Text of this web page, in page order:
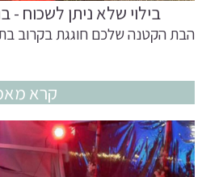
בילוי שלא ניתן לשכוח -
הבת הקטנה שלכם חוגגת בקרוב
קרא